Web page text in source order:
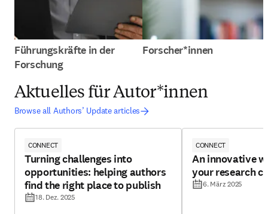
Führungskräfte in der
Forschung
Forscher*innen
Aktuelles für Autor*innen
Browse all Authors’ Update articles
CONNECT
Turning challenges into
opportunities: helping authors
find the right place to publish
18. Dez. 2025
CONNECT
An innovative
your research
6. März 2025